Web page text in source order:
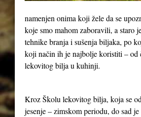
namenjen onima koji žele da se
koje smo mahom zaboravili, a staro
tehnike branja i sušenja biljaka, po
koji način ih je najbolje koristiti – od
lekovitog bilja u kuhinji.
Kroz Školu lekovitog bilja, koja se
jesenje – zimskom periodu, do sad